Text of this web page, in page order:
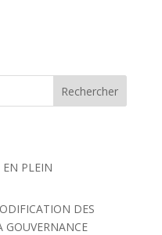
Rechercher
PLEIN
DES
GOUVERNANCE